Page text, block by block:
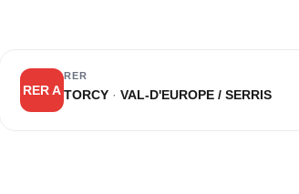
RER A
RER
TORCY · VAL-D'EUROPE / SERRIS